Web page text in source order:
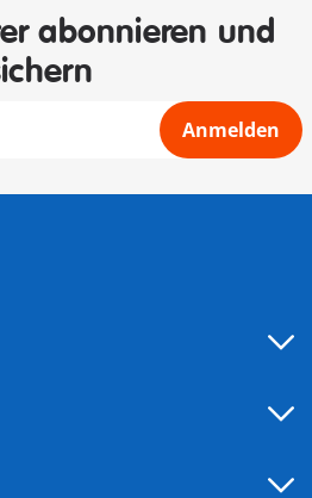
abonnieren und
Anmelden